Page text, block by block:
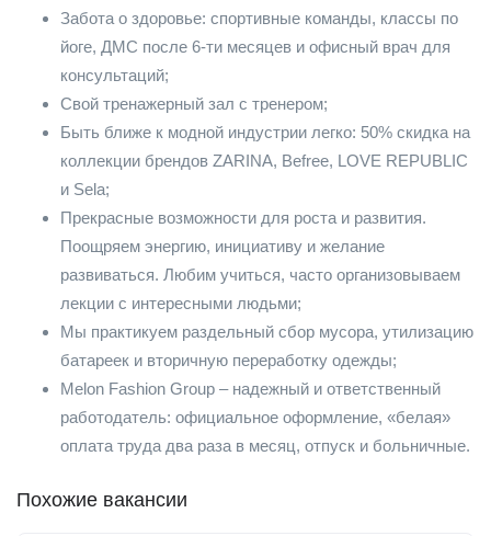
Забота о здоровье: спортивные команды, классы по
йоге, ДМС после 6-ти месяцев и офисный врач для
консультаций;
Свой тренажерный зал с тренером;
Быть ближе к модной индустрии легко: 50% скидка на
коллекции брендов ZARINA, Befree, LOVE REPUBLIC
и Sela;
Прекрасные возможности для роста и развития.
Поощряем энергию, инициативу и желание
развиваться. Любим учиться, часто организовываем
лекции с интересными людьми;
Мы практикуем раздельный сбор мусора, утилизацию
батареек и вторичную переработку одежды;
Мelon Fashion Group – надежный и ответственный
работодатель: официальное оформление, «белая»
оплата труда два раза в месяц, отпуск и больничные.
Похожие вакансии